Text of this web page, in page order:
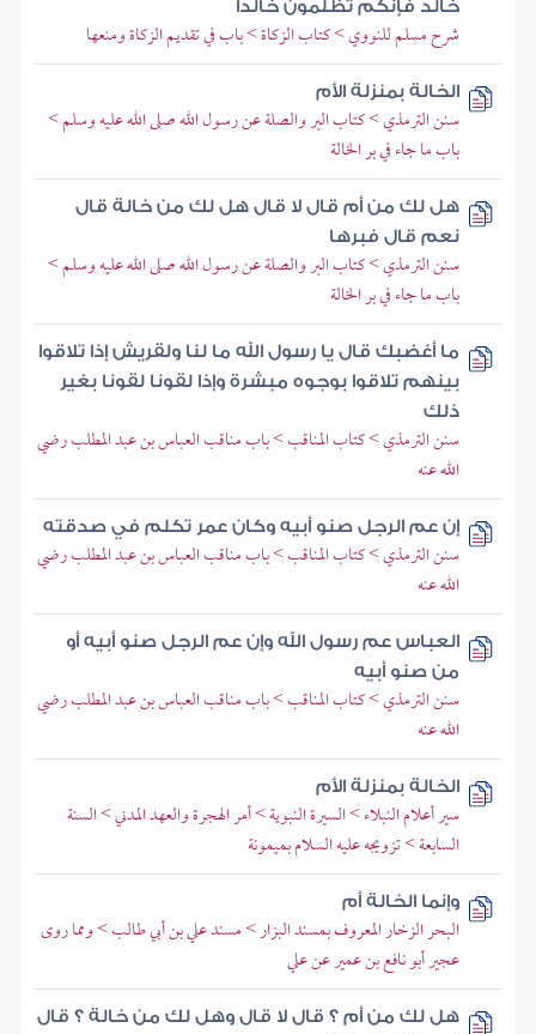
خالد فإنكم تظلمون خالدا
شرح مسلم للنووي > كتاب الزكاة > باب في تقديم الزكاة ومنعها
الخالة بمنزلة الأم
سنن الترمذي > كتاب البر والصلة عن رسول الله صلى الله عليه وسلم >
باب ما جاء في بر الخالة
هل لك من أم قال لا قال هل لك من خالة قال
نعم قال فبرها
سنن الترمذي > كتاب البر والصلة عن رسول الله صلى الله عليه وسلم >
باب ما جاء في بر الخالة
ما أغضبك قال يا رسول الله ما لنا ولقريش إذا تلاقوا
بينهم تلاقوا بوجوه مبشرة وإذا لقونا لقونا بغير
ذلك
سنن الترمذي > كتاب المناقب > باب مناقب العباس بن عبد المطلب رضي
الله عنه
إن عم الرجل صنو أبيه وكان عمر تكلم في صدقته
سنن الترمذي > كتاب المناقب > باب مناقب العباس بن عبد المطلب رضي
الله عنه
العباس عم رسول الله وإن عم الرجل صنو أبيه أو
من صنو أبيه
سنن الترمذي > كتاب المناقب > باب مناقب العباس بن عبد المطلب رضي
الله عنه
الخالة بمنزلة الأم
سير أعلام النبلاء > السيرة النبوية > أمر الهجرة والعهد المدني > السنة
السابعة > تزويجه عليه السلام بميمونة
وإنما الخالة أم
البحر الزخار المعروف بمسند البزار > مسند علي بن أبي طالب > ومما روى
عجير أبو نافع بن عمير عن علي
هل لك من أم ؟ قال لا قال وهل لك من خالة ؟ قال